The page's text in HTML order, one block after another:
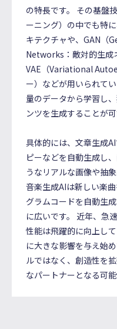
の特長です。 その基盤
ーニング）の中でも特
キテクチャや、GAN（
Networks：敵対的生成
VAE（Variational
ー）などが用いられて
量のデータから学習し
ンツを生成することが可
具体的には、文章生成
ピーなどを自動生成し
うなリアルな画像や抽
音楽生成AIは新しい楽
グラムコードを自動生
に広いです。 近年、急
性能は飛躍的に向上し
に大きな影響を与え始
ルではなく、創造性を
なパートナーとなる可能